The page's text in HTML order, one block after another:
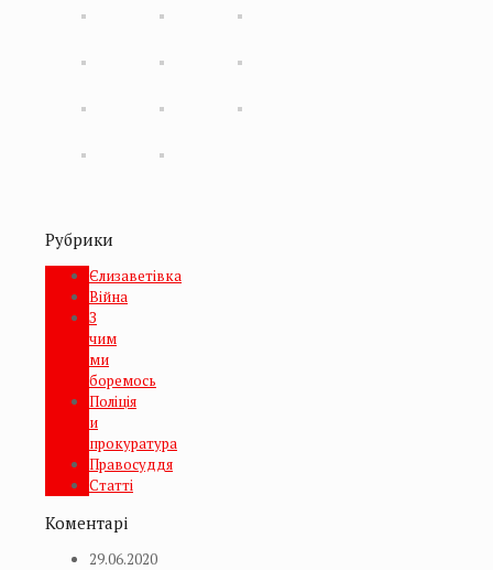
Рубрики
Єлизаветівка
Війна
З
чим
ми
боремось
Поліція
и
прокуратура
Правосуддя
Статті
Коментарі
29.06.2020